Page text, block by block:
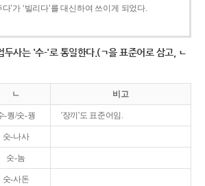
’가 ‘빌리다’를 대신하여 쓰이게 되었다.
두사는 '수-'로 통일한다.(ㄱ을 표준어로 삼고, ㄴ
ㄴ 비고
-퀑/숫-꿩 '장끼'도 표준어임.
숫-나사
숫-놈
숫-사돈